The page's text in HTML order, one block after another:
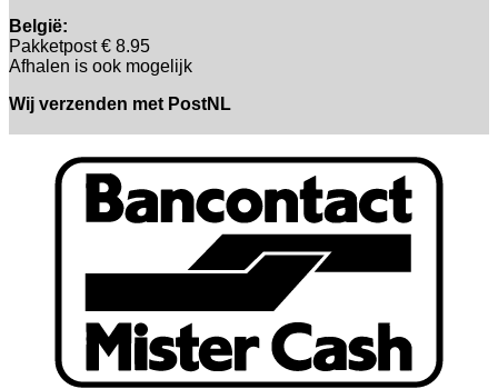
België:
Pakketpost € 8.95
Afhalen is ook mogelijk
Wij verzenden met PostNL